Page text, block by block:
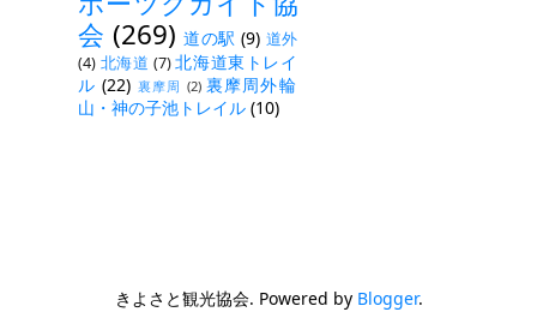
会 (269) 道の駅 (9) 道外
(4) 北海道 (7) 北海道東トレイ
ル (22) 裏摩周 (2) 裏摩周外輪
山・神の子池トレイル (10)
きよさと観光協会. Powered by Blogger.